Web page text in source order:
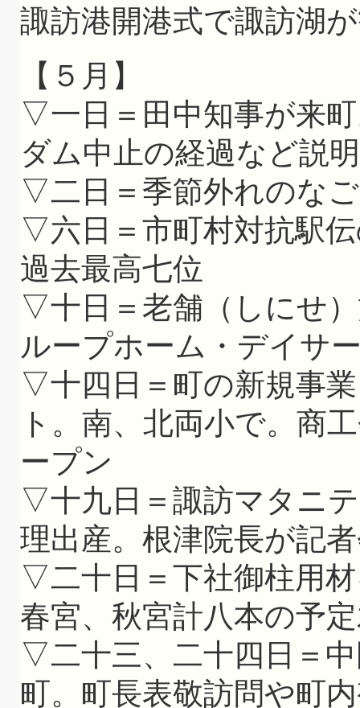
諏訪港開港式で諏訪湖
【５月】
▽一日＝田中知事が来
ダム中止の経過など説明
▽二日＝季節外れのな
▽六日＝市町村対抗駅
過去最高七位
▽十日＝老舗（しにせ
ループホーム・デイサ
▽十四日＝町の新規事
ト。南、北両小で。商
ープン
▽十九日＝諏訪マタニ
理出産。根津院長が記
▽二十日＝下社御柱用
春宮、秋宮計八本の予
▽二十三、二十四日＝
町。町長表敬訪問や町